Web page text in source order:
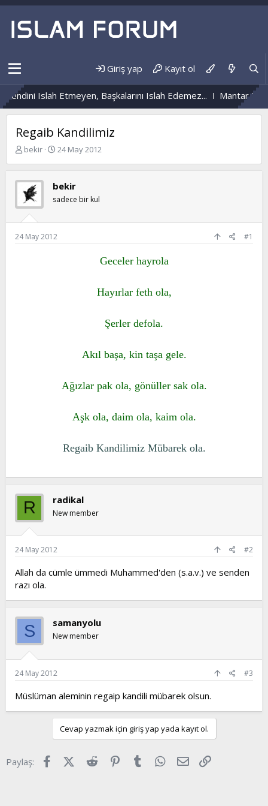
Giriş yap Kayıt ol
Islah Etmeyen, Başkalarını Islah Edemez... Mantar
Regaib Kandilimiz
K
b
u
y
u
b
a
bekir
B
a
n
ı
24 May 2012
bekir
sadece bir kul
24 May 2012 #1
Geceler hayrola
Hayırlar feth ola,
Şerler defola.
Akıl başa, kin taşa gele.
Ağızlar pak ola, gönüller sak ola.
Aşk ola, daim ola, kaim ola.
Regaib Kandilimiz Mübarek ola.
R radikal
New member
24 May 2012 #2
Allah da cümle ümmedi Muhammed'den (s.a.v.) ve senden
razı ola.
S samanyolu
New member
24 May 2012 #3
Müslüman aleminin regaip kandili mübarek olsun.
Cevap yazmak için giriş yap yada kayıt ol.
Paylaş: FacebookX (Twitter)
Reddit Pinterest
Tumblr WhatsApp
E-posta